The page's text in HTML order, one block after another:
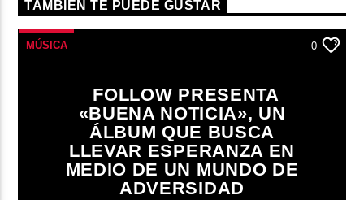
TAMBIÉN TE PUEDE GUSTAR
MÚSICA 0
FOLLOW PRESENTA
«BUENA NOTICIA», UN
ÁLBUM QUE BUSCA
LLEVAR ESPERANZA EN
MEDIO DE UN MUNDO DE
ADVERSIDAD